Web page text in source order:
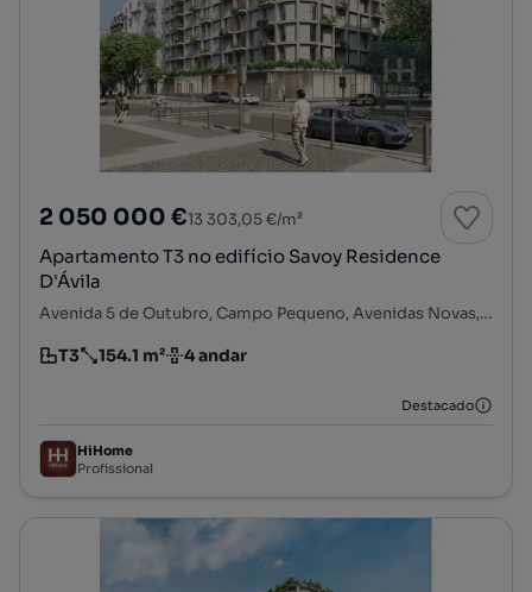
2 050 000 €13 303,05 €/m²
Apartamento T3 no edifício Savoy Residence
D'Ávila
Avenida 5 de Outubro, Campo Pequeno, Avenidas Novas, Lisboa, Lisboa
Tipologia
T3
Preço por metro quadrado
154.1 m²
Andar 4 andar
Destacado
HiHome
Profissional